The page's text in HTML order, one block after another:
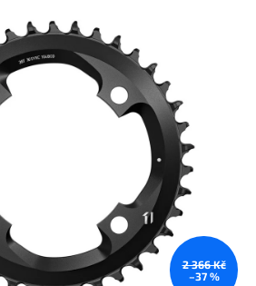
2 366 Kč
–37 %